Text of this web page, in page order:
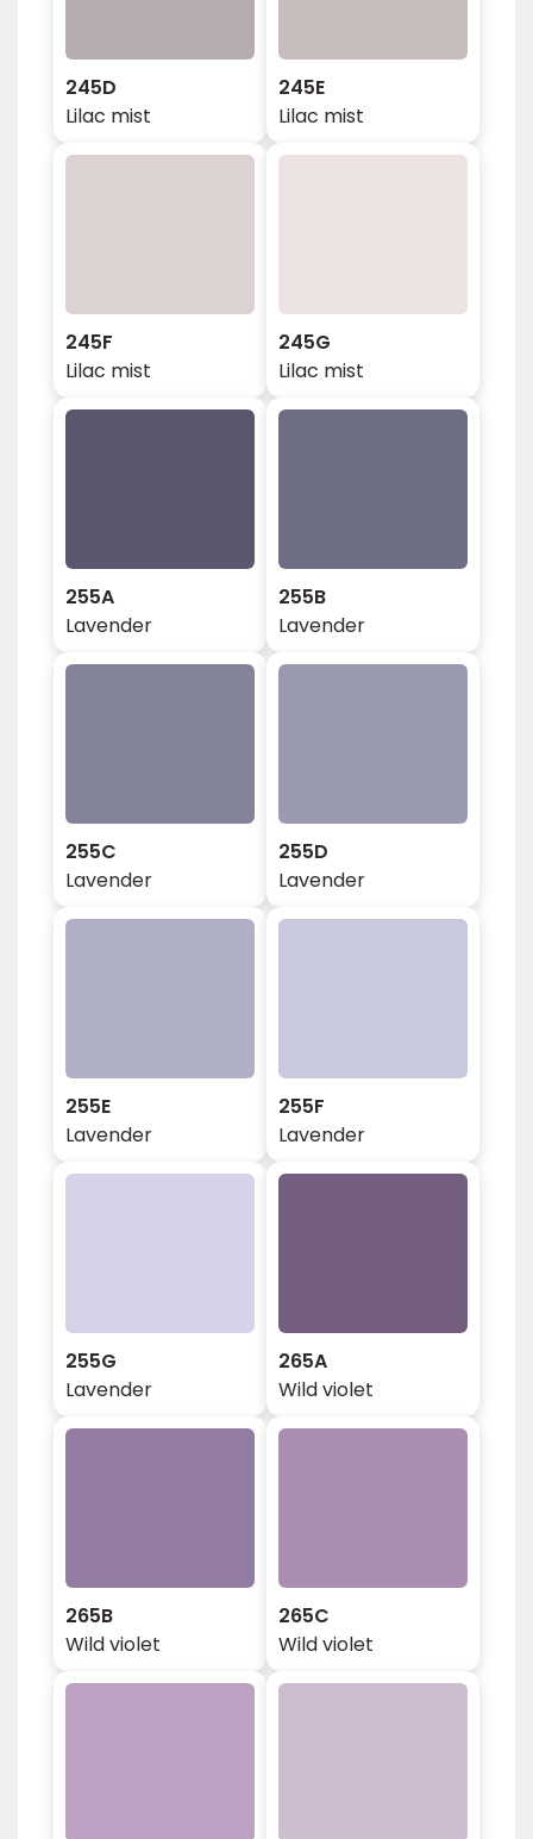
245D
Lilac mist
245E
Lilac mist
245F
Lilac mist
245G
Lilac mist
255A
Lavender
255B
Lavender
255C
Lavender
255D
Lavender
255E
Lavender
255F
Lavender
255G
Lavender
265A
Wild violet
265B
Wild violet
265C
Wild violet